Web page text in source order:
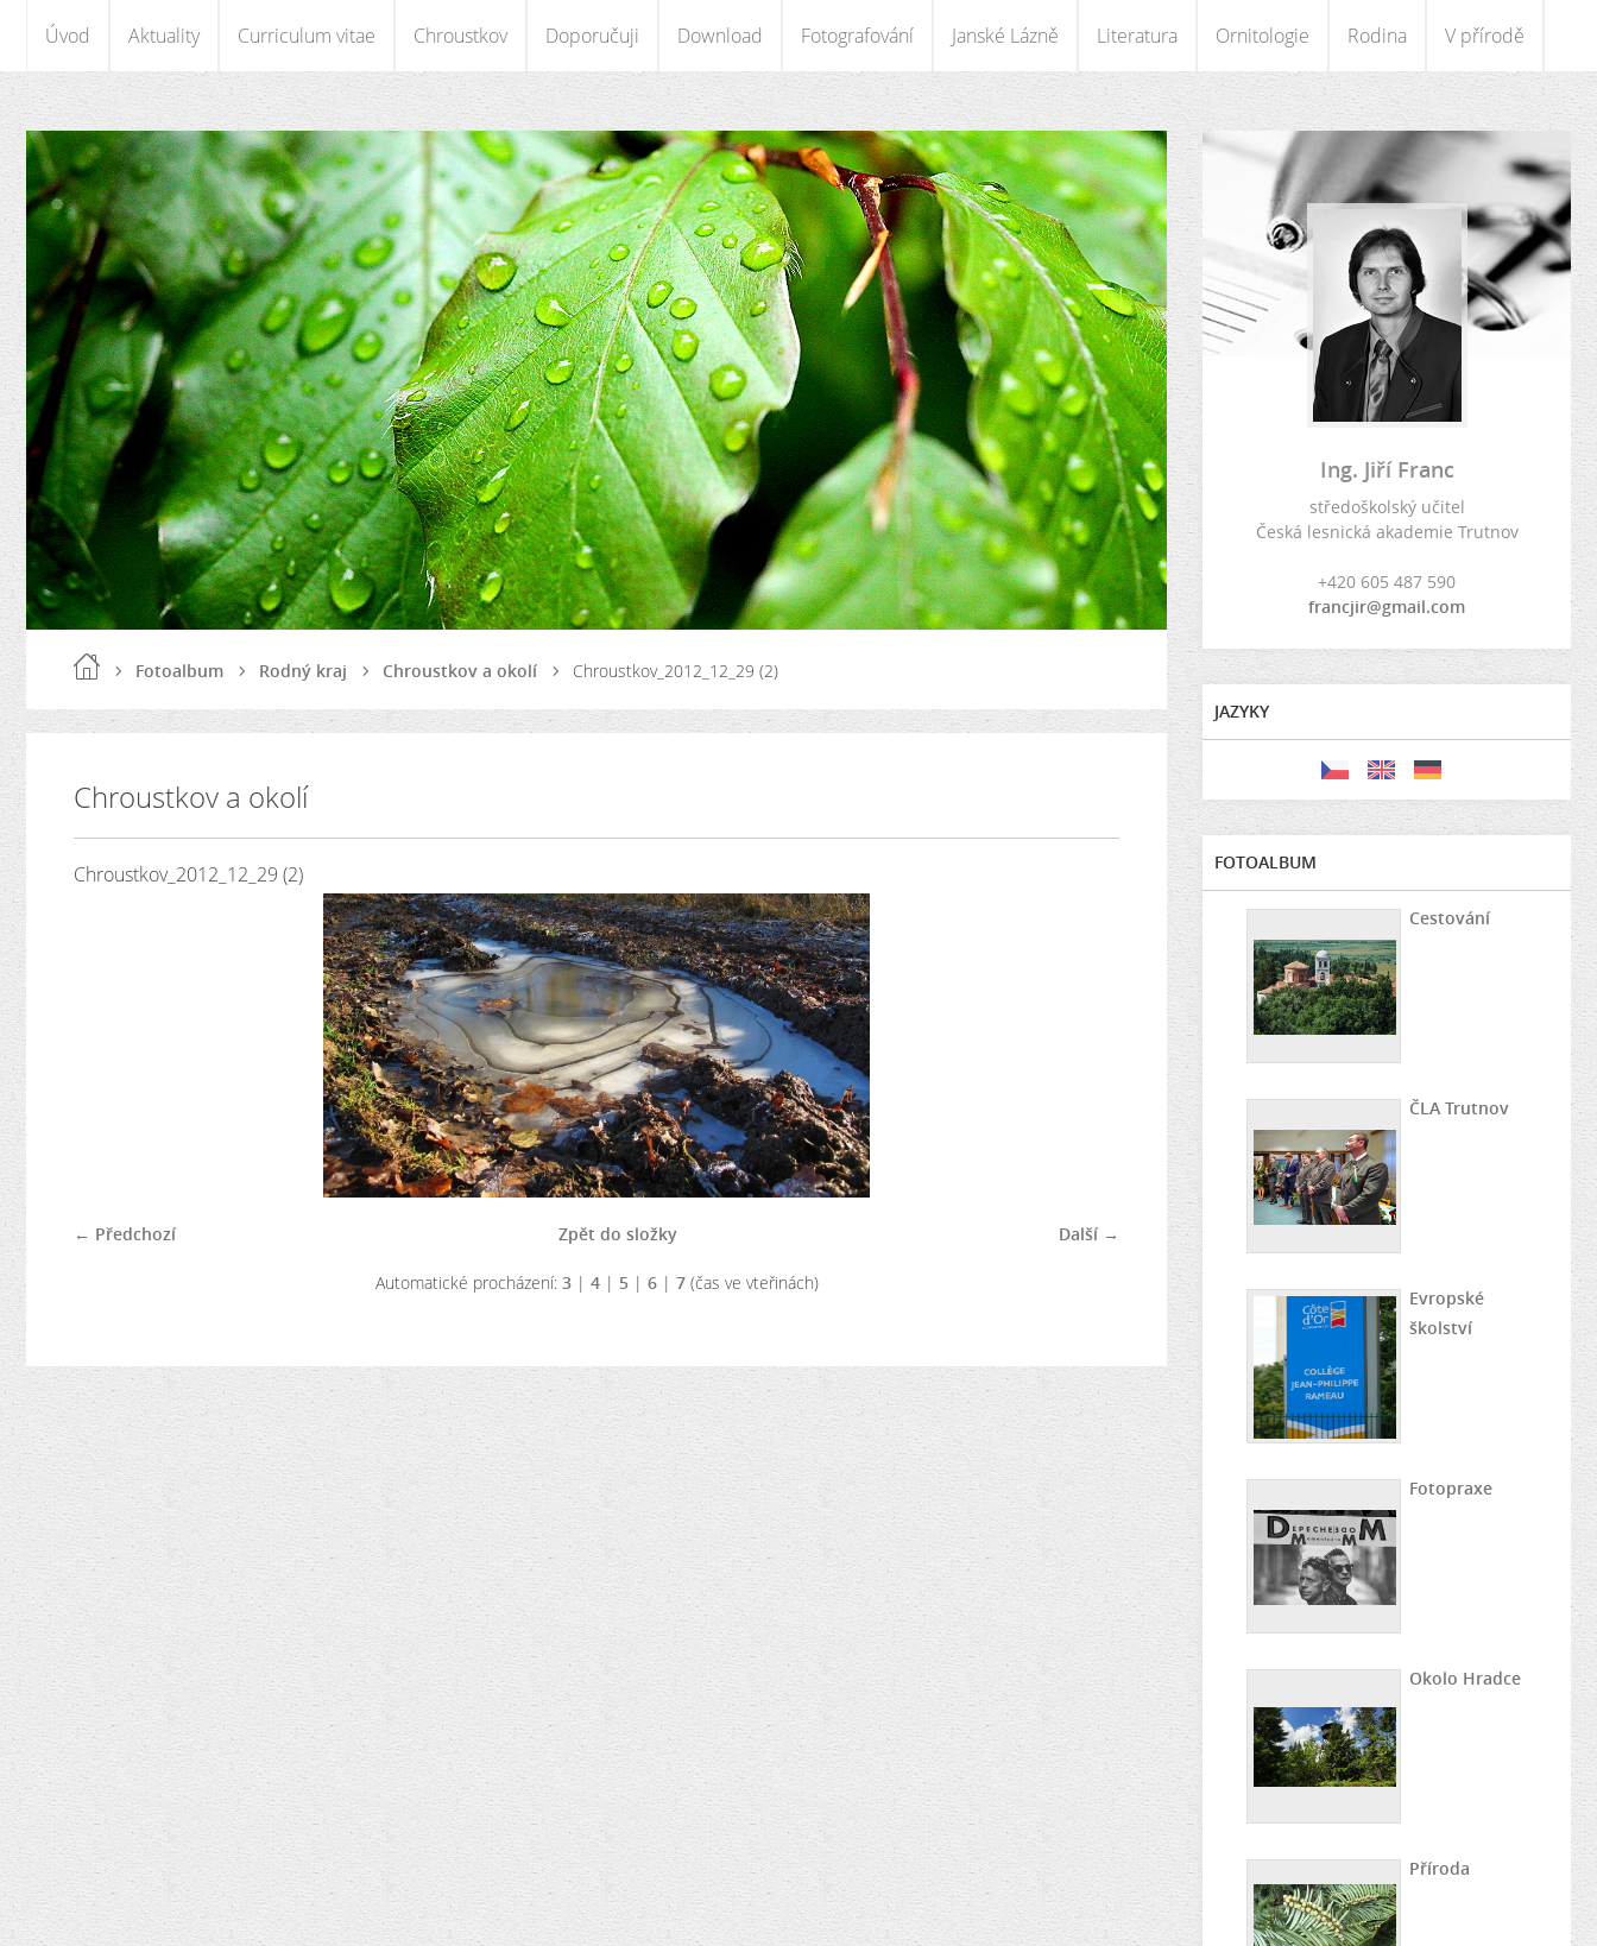
Úvod Aktuality Curriculum vitae Chroustkov Doporučuji Download Fotografování Janské Lázně Literatura Ornitologie Rodina V přírodě
Fotoalbum Rodný kraj Chroustkov a okolí Chroustkov_2012_12_29 (2)
Chroustkov a okolí
Chroustkov_2012_12_29 (2)
← Předchozí Další →
Zpět do složky
Automatické procházení: 3| 4| 5| 6| 7(čas ve vteřinách)
Ing. Jiří Franc
středoškolský učitel
Česká lesnická akademie Trutnov
+420 605 487 590
francjir@gmail.com
JAZYKY
FOTOALBUM
Cestování
ČLA Trutnov
Evropské
školství
Fotopraxe
Okolo Hradce
Příroda